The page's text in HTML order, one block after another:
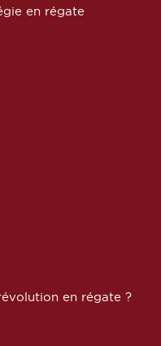
en régate
en régate ?